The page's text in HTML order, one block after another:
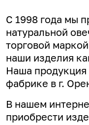
С 1998 года мы
натуральной
торговой
наши изделия
Наша продукция
фабрике в г.
В нашем
приобрести